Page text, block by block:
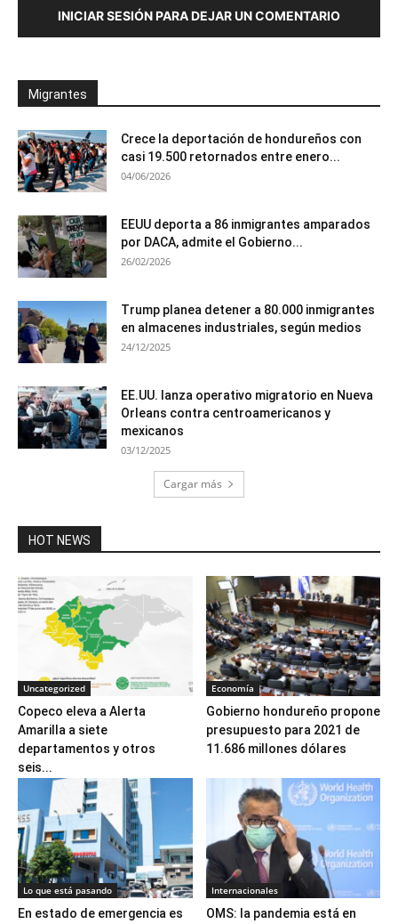
INICIAR SESIÓN PARA DEJAR UN COMENTARIO
Migrantes
Crece la deportación de hondureños con
casi 19.500 retornados entre enero...
04/06/2026
EEUU deporta a 86 inmigrantes amparados
por DACA, admite el Gobierno...
26/02/2026
Trump planea detener a 80.000 inmigrantes
en almacenes industriales, según medios
24/12/2025
EE.UU. lanza operativo migratorio en Nueva
Orleans contra centroamericanos y
mexicanos
03/12/2025
Cargar más
HOT NEWS
Uncategorized
Copeco eleva a Alerta
Amarilla a siete
departamentos y otros
seis...
Economía
Gobierno hondureño propone
presupuesto para 2021 de
11.686 millones dólares
Lo que está pasando
En estado de emergencia es
Internacionales
OMS: la pandemia está en